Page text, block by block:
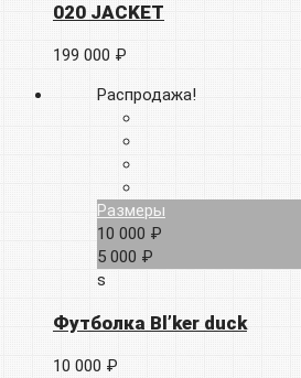
020 JACKET
199 000 ₽
Распродажа!
Размеры
10 000 ₽
5 000 ₽
s
Футболка Bl’ker duck
10 000 ₽